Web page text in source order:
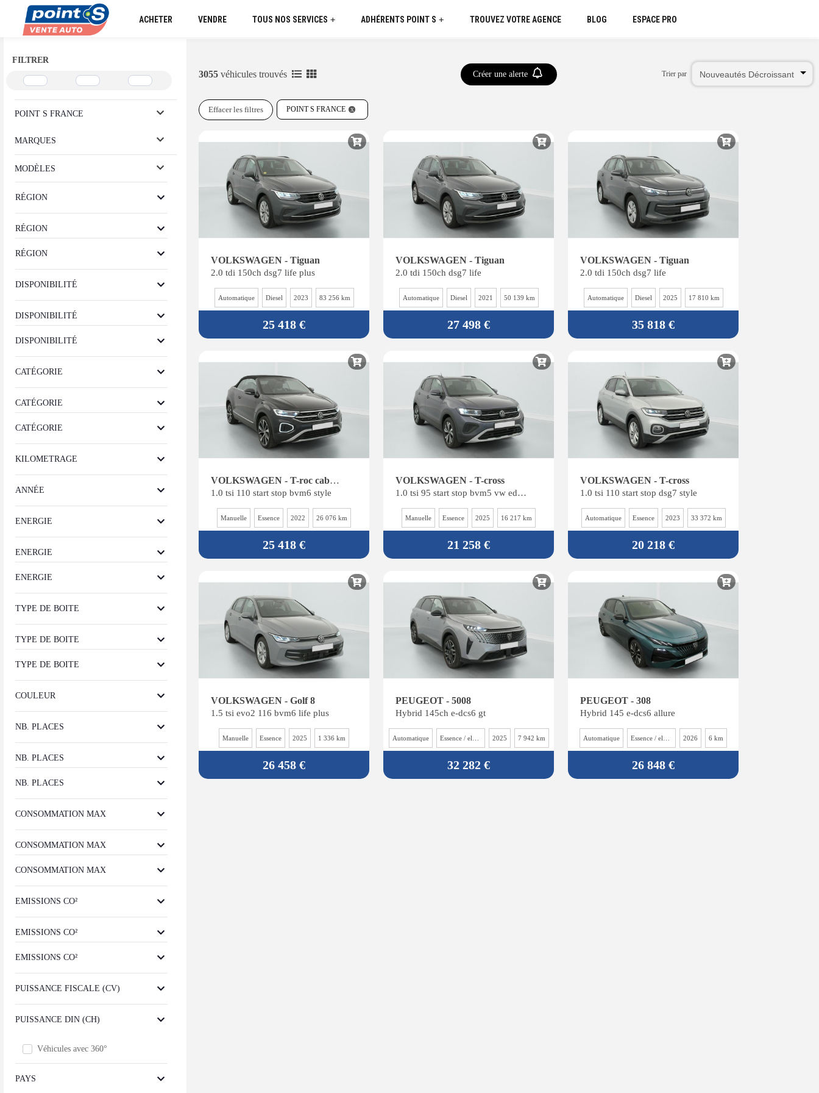
ACHETER VENDRE +
TOUS NOS SERVICES +
ADHÉRENTS POINT S TROUVEZ VOTRE AGENCE BLOG ESPACE PRO
FILTRER
POINT S FRANCE
MARQUES
MODÈLES
RÉGION
RÉGION
RÉGION
DISPONIBILITÉ
DISPONIBILITÉ
DISPONIBILITÉ
CATÉGORIE
CATÉGORIE
CATÉGORIE
KILOMETRAGE
ANNÉE
ENERGIE
ENERGIE
ENERGIE
TYPE DE BOITE
TYPE DE BOITE
TYPE DE BOITE
COULEUR
NB. PLACES
NB. PLACES
NB. PLACES
CONSOMMATION MAX
CONSOMMATION MAX
CONSOMMATION MAX
EMISSIONS CO²
EMISSIONS CO²
EMISSIONS CO²
PUISSANCE FISCALE (CV)
PUISSANCE DIN (CH)
Véhicules avec 360°
PAYS
3055 véhicules trouvés Créer une alerte Trier par
POINT S FRANCE
Effacer les filtres
VOLKSWAGEN - Tiguan
2.0 tdi 150ch dsg7 life plus
Automatique Diesel 2023 83 256 km
25 418 €
VOLKSWAGEN - Tiguan
2.0 tdi 150ch dsg7 life
Automatique Diesel 2021 50 139 km
27 498 €
VOLKSWAGEN - Tiguan
2.0 tdi 150ch dsg7 life
Automatique Diesel 2025 17 810 km
35 818 €
VOLKSWAGEN - T-roc cabriolet
1.0 tsi 110 start stop bvm6 style
Manuelle Essence 2022 26 076 km
25 418 €
VOLKSWAGEN - T-cross
1.0 tsi 95 start stop bvm5 vw edition
Manuelle Essence 2025 16 217 km
21 258 €
VOLKSWAGEN - T-cross
1.0 tsi 110 start stop dsg7 style
Automatique Essence 2023 33 372 km
20 218 €
VOLKSWAGEN - Golf 8
1.5 tsi evo2 116 bvm6 life plus
Manuelle Essence 2025 1 336 km
26 458 €
PEUGEOT - 5008
Hybrid 145ch e-dcs6 gt
Automatique 2025 7 942 km
32 282 €
PEUGEOT - 308
Hybrid 145 e-dcs6 allure
Automatique 2026 6 km
26 848 €